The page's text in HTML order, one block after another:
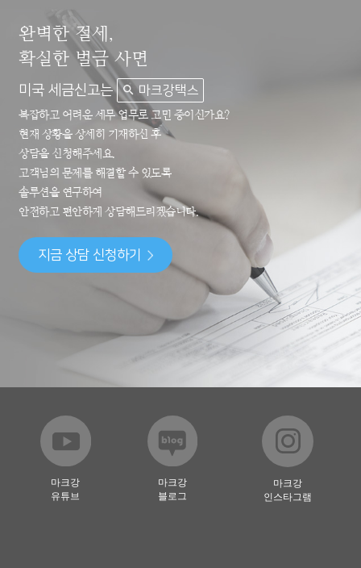
완벽한 절세,
확실한 벌금 사면
미국 세금신고는 마크강택스
복잡하고 어려운 세무 업무로 고민 중이신가요?
현재 상황을 상세히 기재하신 후
상담을 신청해주세요.
고객님의 문제를 해결할 수 있도록
솔루션을 연구하여
안전하고 편안하게 상담해드리겠습니다.
지금 상담 신청하기
마크강
유튜브
마크강
블로그
마크강
인스타그램